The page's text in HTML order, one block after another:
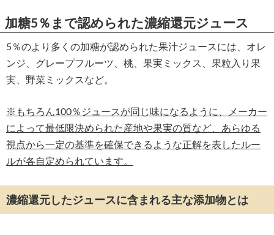
加糖5％まで認められた濃縮還元ジュース
5％のより多くの加糖が認められた果汁ジュースには、オレ
ンジ、グレープフルーツ、桃、果実ミックス、果粒入り果
実、野菜ミックスなど。
※もちろん100％ジュースが同じ味になるように、メーカー
によって最低限決められた産地や果実の質など、あらゆる
視点から一定の基準を確保できるような正解を表したルー
ルが各自定められています。
濃縮還元したジュースに含まれる主な添加物とは